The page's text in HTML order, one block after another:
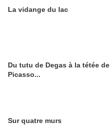
La vidange du lac
Du tutu de Degas à la tétée de
Picasso...
Sur quatre murs